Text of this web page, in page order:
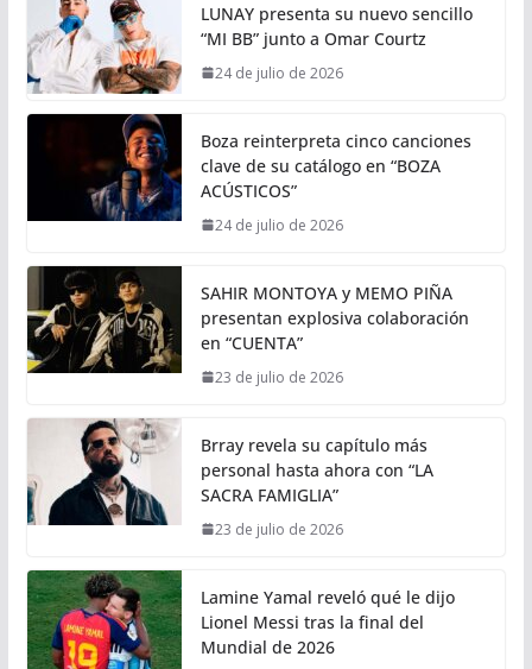
LUNAY presenta su nuevo sencillo
“MI BB” junto a Omar Courtz
24 de julio de 2026
Boza reinterpreta cinco canciones
clave de su catálogo en “BOZA
ACÚSTICOS”
24 de julio de 2026
SAHIR MONTOYA y MEMO PIÑA
presentan explosiva colaboración
en “CUENTA”
23 de julio de 2026
Brray revela su capítulo más
personal hasta ahora con “LA
SACRA FAMIGLIA”
23 de julio de 2026
Lamine Yamal reveló qué le dijo
Lionel Messi tras la final del
Mundial de 2026